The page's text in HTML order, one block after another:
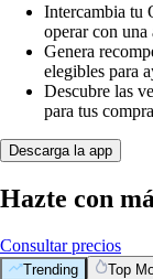
Intercambia tu
operar con una
Genera
elegibles para
Descubre las
para tus
Descarga la app
Hazte con
Consultar precios
Trending Top